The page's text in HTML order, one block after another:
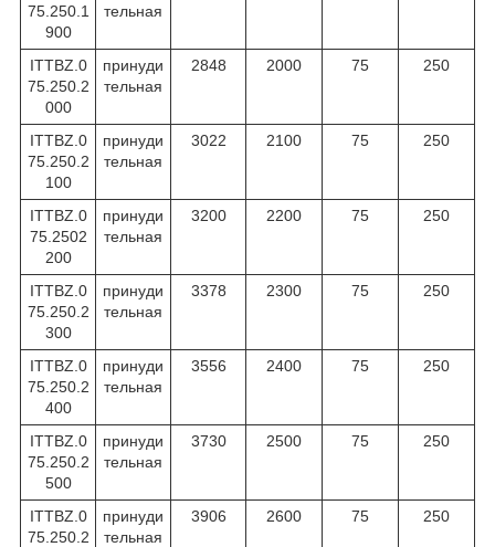
75.250.1
900
тельная
ITTBZ.0
75.250.2
000
принуди
тельная
2848 2000 75 250
ITTBZ.0
75.250.2
100
принуди
тельная
3022 2100 75 250
ITTBZ.0
75.2502
200
принуди
тельная
3200 2200 75 250
ITTBZ.0
75.250.2
300
принуди
тельная
3378 2300 75 250
ITTBZ.0
75.250.2
400
принуди
тельная
3556 2400 75 250
ITTBZ.0
75.250.2
500
принуди
тельная
3730 2500 75 250
ITTBZ.0
75.250.2
принуди
тельная
3906 2600 75 250